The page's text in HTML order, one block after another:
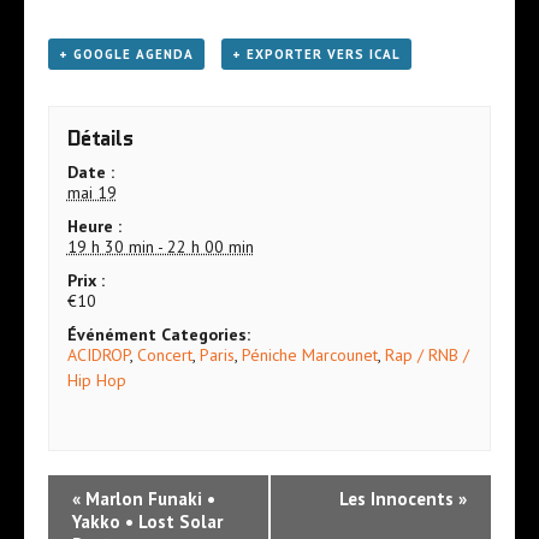
+ GOOGLE AGENDA + EXPORTER VERS ICAL
Détails
Date :
mai 19
Heure :
19 h 30 min - 22 h 00 min
Prix :
€10
Événément Categories:
ACIDROP, Concert, Paris, Péniche Marcounet, Rap / RNB /
Hip Hop
« Marlon Funaki •
Yakko • Lost Solar
Les Innocents »